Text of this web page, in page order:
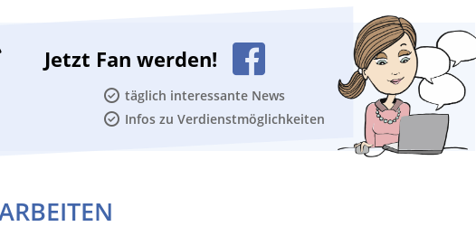
Jetzt Fan werden!
täglich interessante News
Infos zu Verdienstmöglichkeiten